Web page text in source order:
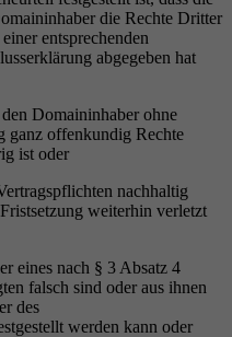
die Rechte Dritter
entsprechenden
abgegeben hat
Domaininhaber ohne
ganz offenkundig Rechte
ist oder
nachhaltig
weiterhin verletzt
eines nach § 3 Absatz 4
falsch sind oder aus ihnen
des
werden kann oder